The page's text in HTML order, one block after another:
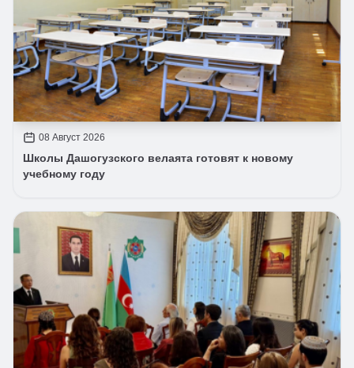
08 Август 2026
Школы Дашогузского велаята готовят к новому
учебному году